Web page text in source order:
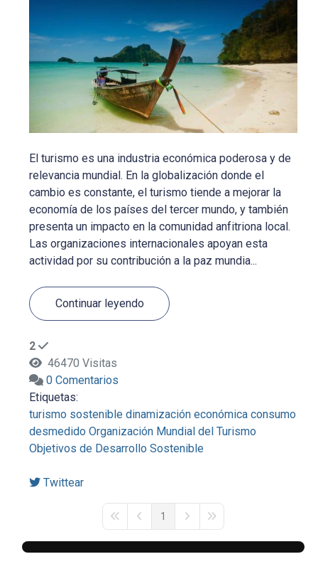
El turismo es una industria económica poderosa y de
relevancia mundial. En la globalización donde el
cambio es constante, el turismo tiende a mejorar la
economía de los países del tercer mundo, y también
presenta un impacto en la comunidad anfitriona local.
Las organizaciones internacionales apoyan esta
actividad por su contribución a la paz mundia...
Continuar leyendo
2
46470 Visitas
0 Comentarios
Etiquetas:
turismo sostenible dinamización económica consumo
desmedido Organización Mundial del Turismo
Objetivos de Desarrollo Sostenible
Twittear
First PagePrevious Page
1
Next PageLast Page